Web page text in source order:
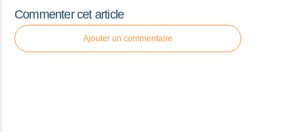
Commenter cet article
Ajouter un commentaire